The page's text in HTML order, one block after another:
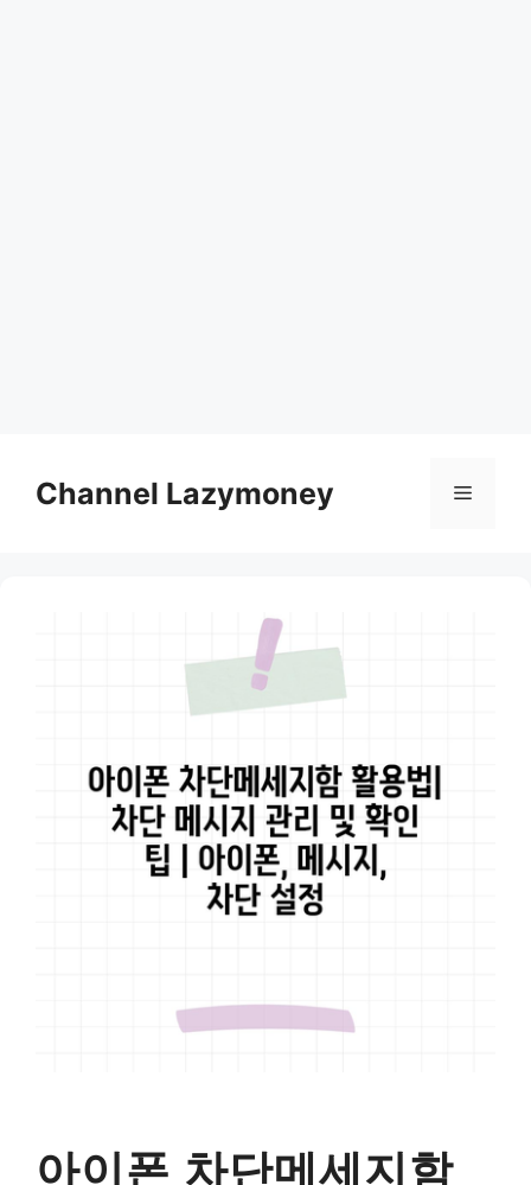
contentChannel Lazymoney Menu
아이폰 차단메세지함